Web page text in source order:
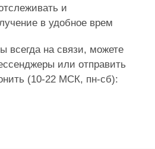
и
в удобное врем
всегда на связи, можете
или отправить
(10-22 МСК, пн-сб):